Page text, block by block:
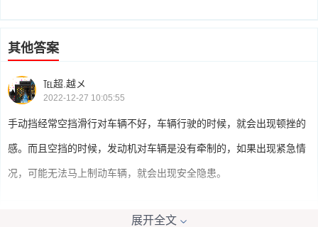
其他答案
℡超.越メ
2022-12-27 10:05:55
手动挡经常空挡滑行对车辆不好，车辆行驶的时候，就会出现顿挫的
感。而且空挡的时候，发动机对车辆是没有牵制的，如果出现紧急情
况，可能无法马上制动车辆，就会出现安全隐患。
展开全文